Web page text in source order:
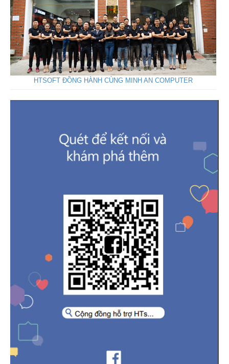
HTSOFT ĐỒNG HÀNH CÙNG MINH AN COMPUTER